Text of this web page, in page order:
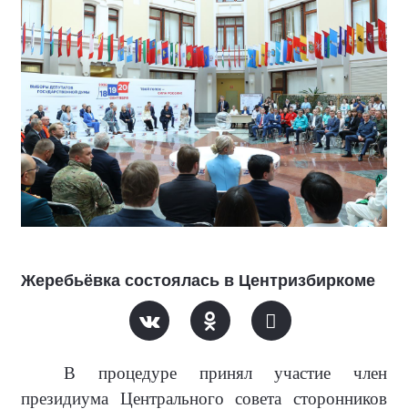
Жеребьёвка состоялась в Центризбиркоме
В процедуре принял участие член
президиума Центрального совета сторонников